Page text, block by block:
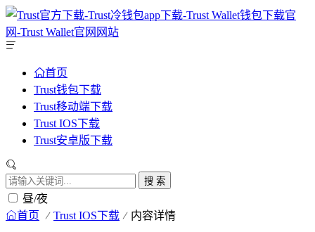
首页
Trust钱包下载
Trust移动端下载
Trust IOS下载
Trust安卓版下载
搜 索
昼/夜
首页 Trust IOS下载 内容详情